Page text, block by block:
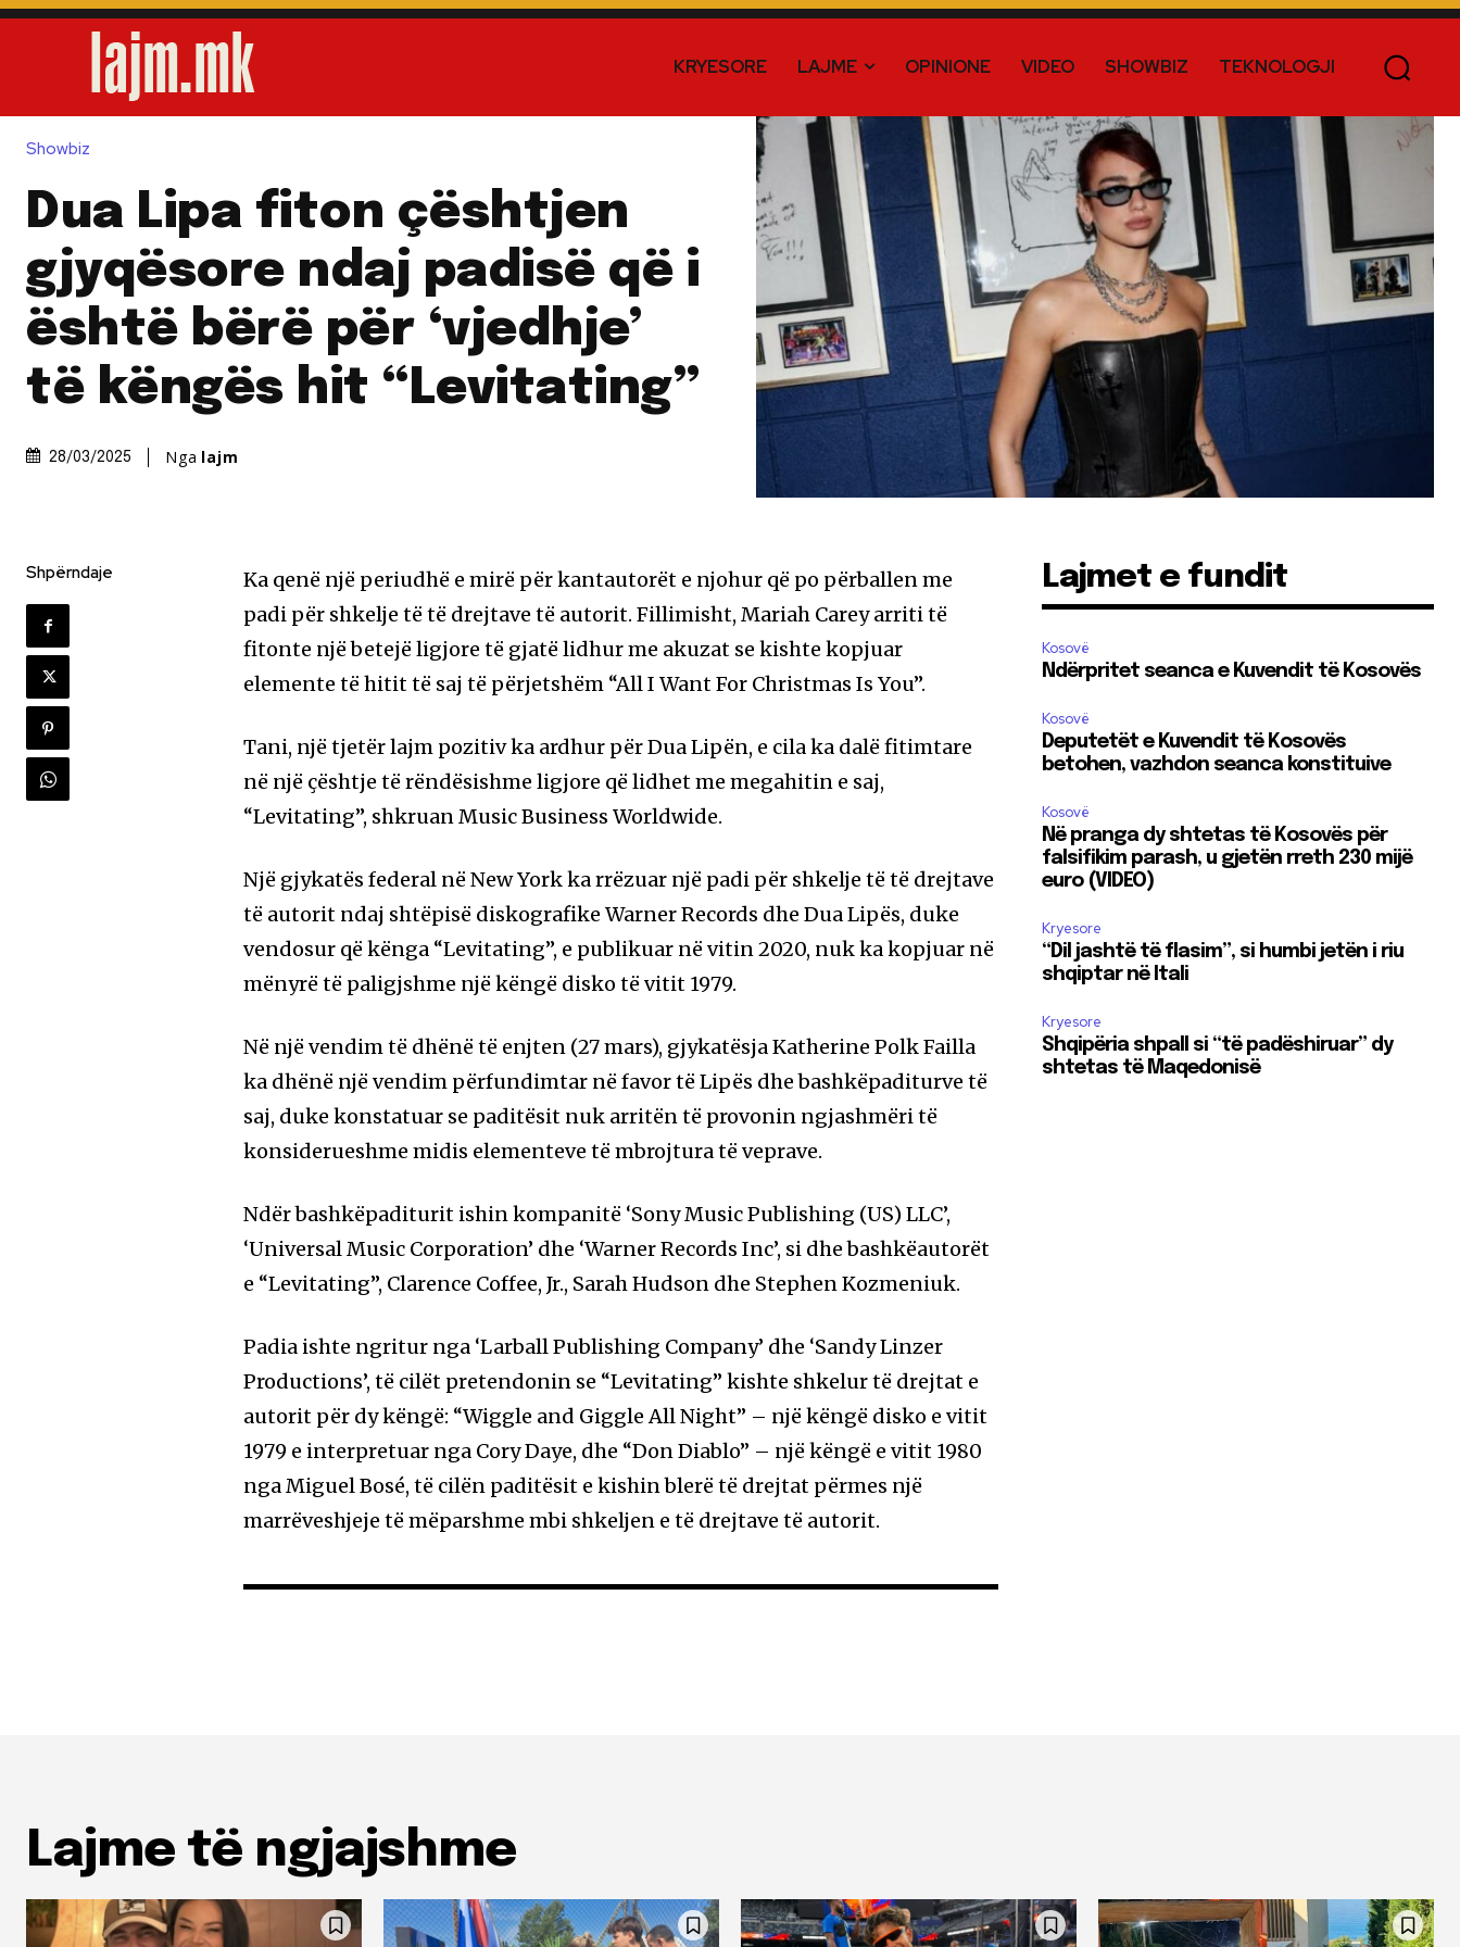
KRYESORE LAJME OPINIONE VIDEO SHOWBIZ TEKNOLOGJI
Showbiz
Dua Lipa fiton çështjen
gjyqësore ndaj padisë që i
është bërë për ‘vjedhje’
të këngës hit “Levitating”
28/03/2025 Nga lajm
Shpërndaje
Ka qenë një periudhë e mirë për kantautorët e njohur që po përballen me
padi për shkelje të të drejtave të autorit. Fillimisht, Mariah Carey arriti të
fitonte një betejë ligjore të gjatë lidhur me akuzat se kishte kopjuar
elemente të hitit të saj të përjetshëm “All I Want For Christmas Is You”.
Tani, një tjetër lajm pozitiv ka ardhur për Dua Lipën, e cila ka dalë fitimtare
në një çështje të rëndësishme ligjore që lidhet me megahitin e saj,
“Levitating”, shkruan Music Business Worldwide.
Një gjykatës federal në New York ka rrëzuar një padi për shkelje të të drejtave
të autorit ndaj shtëpisë diskografike Warner Records dhe Dua Lipës, duke
vendosur që kënga “Levitating”, e publikuar në vitin 2020, nuk ka kopjuar në
mënyrë të paligjshme një këngë disko të vitit 1979.
Në një vendim të dhënë të enjten (27 mars), gjykatësja Katherine Polk Failla
ka dhënë një vendim përfundimtar në favor të Lipës dhe bashkëpaditurve të
saj, duke konstatuar se paditësit nuk arritën të provonin ngjashmëri të
konsiderueshme midis elementeve të mbrojtura të veprave.
Ndër bashkëpaditurit ishin kompanitë ‘Sony Music Publishing (US) LLC’,
‘Universal Music Corporation’ dhe ‘Warner Records Inc’, si dhe bashkëautorët
e “Levitating”, Clarence Coffee, Jr., Sarah Hudson dhe Stephen Kozmeniuk.
Padia ishte ngritur nga ‘Larball Publishing Company’ dhe ‘Sandy Linzer
Productions’, të cilët pretendonin se “Levitating” kishte shkelur të drejtat e
autorit për dy këngë: “Wiggle and Giggle All Night” – një këngë disko e vitit
1979 e interpretuar nga Cory Daye, dhe “Don Diablo” – një këngë e vitit 1980
nga Miguel Bosé, të cilën paditësit e kishin blerë të drejtat përmes një
marrëveshjeje të mëparshme mbi shkeljen e të drejtave të autorit.
Lajmet e fundit
Kosovë
Ndërpritet seanca e Kuvendit të Kosovës
Kosovë
Deputetët e Kuvendit të Kosovës
betohen, vazhdon seanca konstituive
Kosovë
Në pranga dy shtetas të Kosovës për
falsifikim parash, u gjetën rreth 230 mijë
euro (VIDEO)
Kryesore
“Dil jashtë të flasim”, si humbi jetën i riu
shqiptar në Itali
Kryesore
Shqipëria shpall si “të padëshiruar” dy
shtetas të Maqedonisë
Lajme të ngjajshme